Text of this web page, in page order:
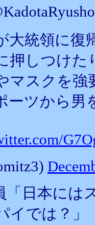
大統領に
押しつけた
マスクを
ーツから男
「日本には
イでは？」